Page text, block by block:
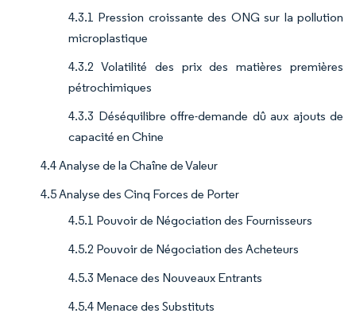
4.3.1 Pression croissante des ONG sur la pollution
microplastique
4.3.2 Volatilité des prix des matières premières
pétrochimiques
4.3.3 Déséquilibre offre-demande dû aux ajouts de
capacité en Chine
4.4 Analyse de la Chaîne de Valeur
4.5 Analyse des Cinq Forces de Porter
4.5.1 Pouvoir de Négociation des Fournisseurs
4.5.2 Pouvoir de Négociation des Acheteurs
4.5.3 Menace des Nouveaux Entrants
4.5.4 Menace des Substituts